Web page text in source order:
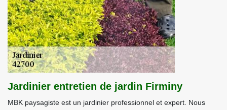
Jardinier entretien de jardin Firminy
MBK paysagiste est un jardinier professionnel et expert. Nous